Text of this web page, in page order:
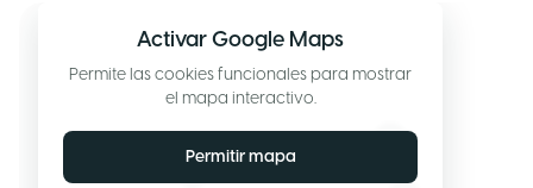
Activar Google Maps
Permite las cookies funcionales para mostrar
el mapa interactivo.
Permitir mapa